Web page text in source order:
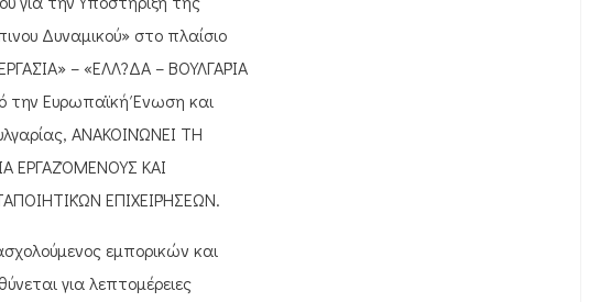
Δυναμικού» στο πλαίσιο
– «ΕΛΛ?ΔΑ – ΒΟΥΛΓΑΡΊΑ
την Ευρωπαϊκή Ένωση και
ΑΝΑΚΟΙΝΏΝΕΙ ΤΗ
ΕΡΓΑΖΌΜΕΝΟΥΣ ΚΑΙ
ΕΠΙΧΕΙΡΉΣΕΩΝ.
εμπορικών και
για λεπτομέρειες